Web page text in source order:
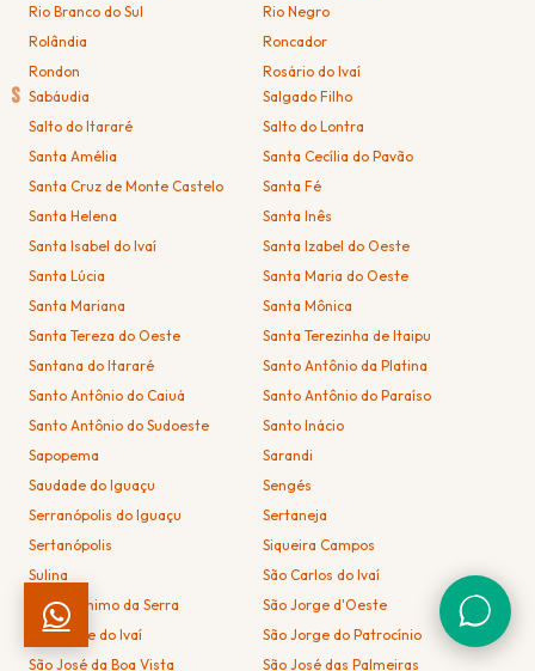
Rio Branco do Sul
Rio Negro
Rolândia
Roncador
Rondon
Rosário do Ivaí
S Sabáudia
Salgado Filho
Salto do Itararé
Salto do Lontra
Santa Amélia
Santa Cecília do Pavão
Santa Cruz de Monte Castelo
Santa Fé
Santa Helena
Santa Inês
Santa Isabel do Ivaí
Santa Izabel do Oeste
Santa Lúcia
Santa Maria do Oeste
Santa Mariana
Santa Mônica
Santa Tereza do Oeste
Santa Terezinha de Itaipu
Santana do Itararé
Santo Antônio da Platina
Santo Antônio do Caiuá
Santo Antônio do Paraíso
Santo Antônio do Sudoeste
Santo Inácio
Sapopema
Sarandi
Saudade do Iguaçu
Sengés
Serranópolis do Iguaçu
Sertaneja
Sertanópolis
Siqueira Campos
Sulina
São Carlos do Ivaí
São Jerônimo da Serra
São Jorge d'Oeste
São Jorge do Ivaí
São Jorge do Patrocínio
São José da Boa Vista
São José das Palmeiras